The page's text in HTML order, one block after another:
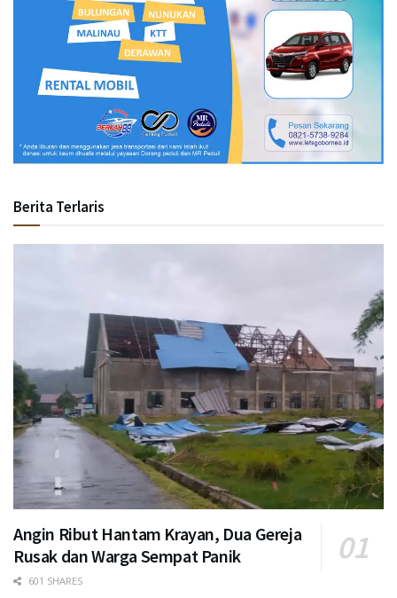
Berita Terlaris
Angin Ribut Hantam Krayan, Dua Gereja
Rusak dan Warga Sempat Panik
601 SHARES